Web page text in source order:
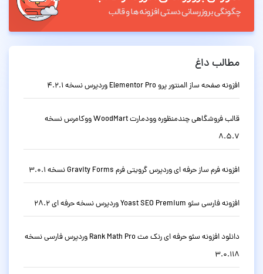
مطالب داغ
افزونه صفحه ساز المنتور پرو Elementor Pro وردپرس نسخه 4.2.1
قالب فروشگاهی چندمنظوره وودمارت WoodMart ووکامرس نسخه
8.5.7
افزونه فرم ساز حرفه ای وردپرس گرویتی فرم Gravity Forms نسخه 3.0.1
افزونه فارسی سئو Yoast SEO Premium وردپرس نسخه حرفه ای 28.2
دانلود افزونه سئو حرفه ای رنک مث Rank Math Pro وردپرس فارسی نسخه
3.0.118